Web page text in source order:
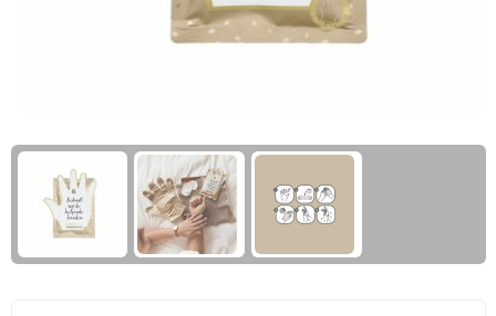
Laptophoezen & -tassen
Reistassen & Trolleys
Reistassen
Trolleys